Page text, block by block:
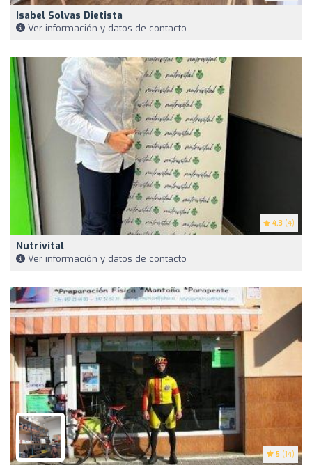
Isabel Solvas Dietista
Ver información y datos de contacto
4.3 (4)
Nutrivital
Ver información y datos de contacto
5 (14)